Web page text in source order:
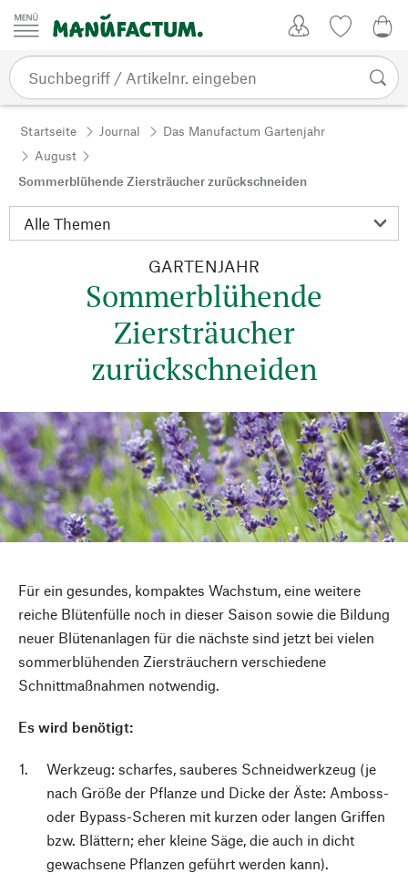
Zum Inhalt springen
Startseite Journal
Das Manufactum Gartenjahr
August
Sommerblühende Ziersträucher zurückschneiden
GARTENJAHR
Sommerblühende
Ziersträucher
zurückschneiden
Für ein gesundes, kompaktes Wachstum, eine weitere
reiche Blütenfülle noch in dieser Saison sowie die Bildung
neuer Blütenanlagen für die nächste sind jetzt bei vielen
sommerblühenden Ziersträuchern verschiedene
Schnittmaßnahmen notwendig.
Es wird benötigt:
Werkzeug: scharfes, sauberes Schneidwerkzeug (je
nach Größe der Pflanze und Dicke der Äste: Amboss-
oder Bypass-Scheren mit kurzen oder langen Griffen
bzw. Blättern; eher kleine Säge, die auch in dicht
gewachsene Pflanzen geführt werden kann).